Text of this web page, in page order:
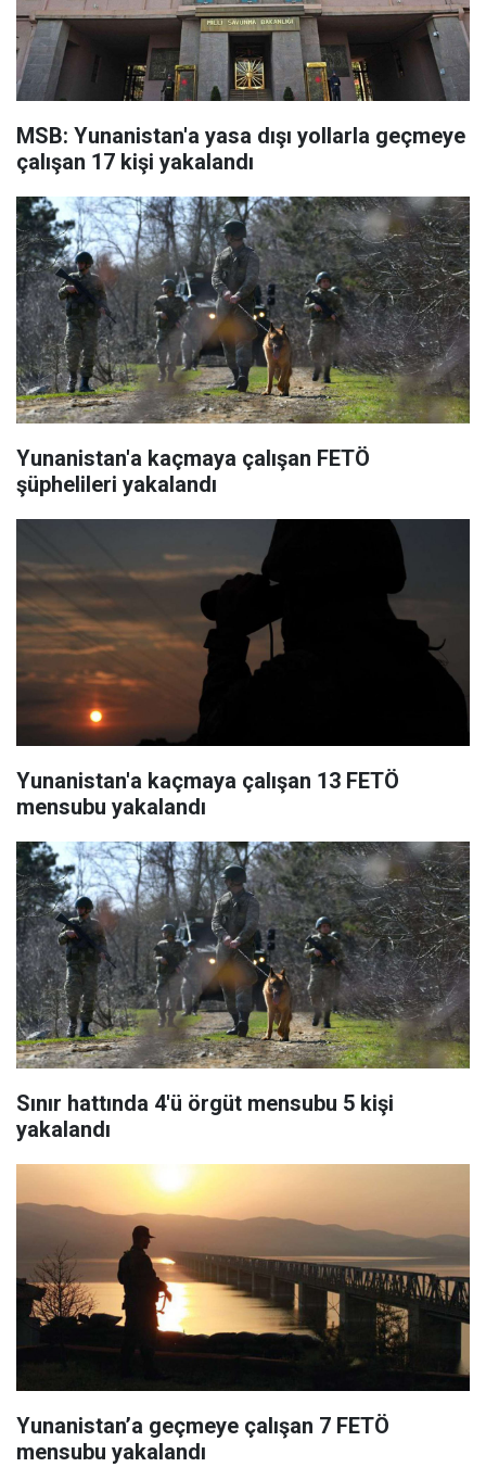
MSB: Yunanistan'a yasa dışı yollarla geçmeye
çalışan 17 kişi yakalandı
Yunanistan'a kaçmaya çalışan FETÖ
şüphelileri yakalandı
Yunanistan'a kaçmaya çalışan 13 FETÖ
mensubu yakalandı
Sınır hattında 4'ü örgüt mensubu 5 kişi
yakalandı
Yunanistan’a geçmeye çalışan 7 FETÖ
mensubu yakalandı